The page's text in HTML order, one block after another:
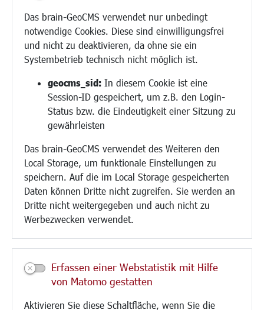
Das brain-GeoCMS verwendet nur unbedingt
notwendige Cookies. Diese sind einwilligungsfrei
und nicht zu deaktivieren, da ohne sie ein
Systembetrieb technisch nicht möglich ist.
geocms_sid: In diesem Cookie ist eine
Session-ID gespeichert, um z.B. den Login-
Status bzw. die Eindeutigkeit einer Sitzung zu
gewährleisten
Das brain-GeoCMS verwendet des Weiteren den
Local Storage, um funktionale Einstellungen zu
speichern. Auf die im Local Storage gespeicherten
Daten können Dritte nicht zugreifen. Sie werden an
Dritte nicht weitergegeben und auch nicht zu
Werbezwecken verwendet.
Erfassen einer Webstatistik mit Hilfe
von Matomo gestatten
Aktivieren Sie diese Schaltfläche, wenn Sie die
Demokratie leben
Ukrainehilfe
Hilfe für Geflüchtete
Religion
Bauen/Umwelt/Mobilität
Bebauungsplanung
Verkehr/Mobilität
Glasfaserausbau
Aktuelle Baustellen
Paddelteich
CINDY S
Kultur/Freizeit/Tourismus
Veranstaltungen
Neue Stadthalle Langen
Bäder